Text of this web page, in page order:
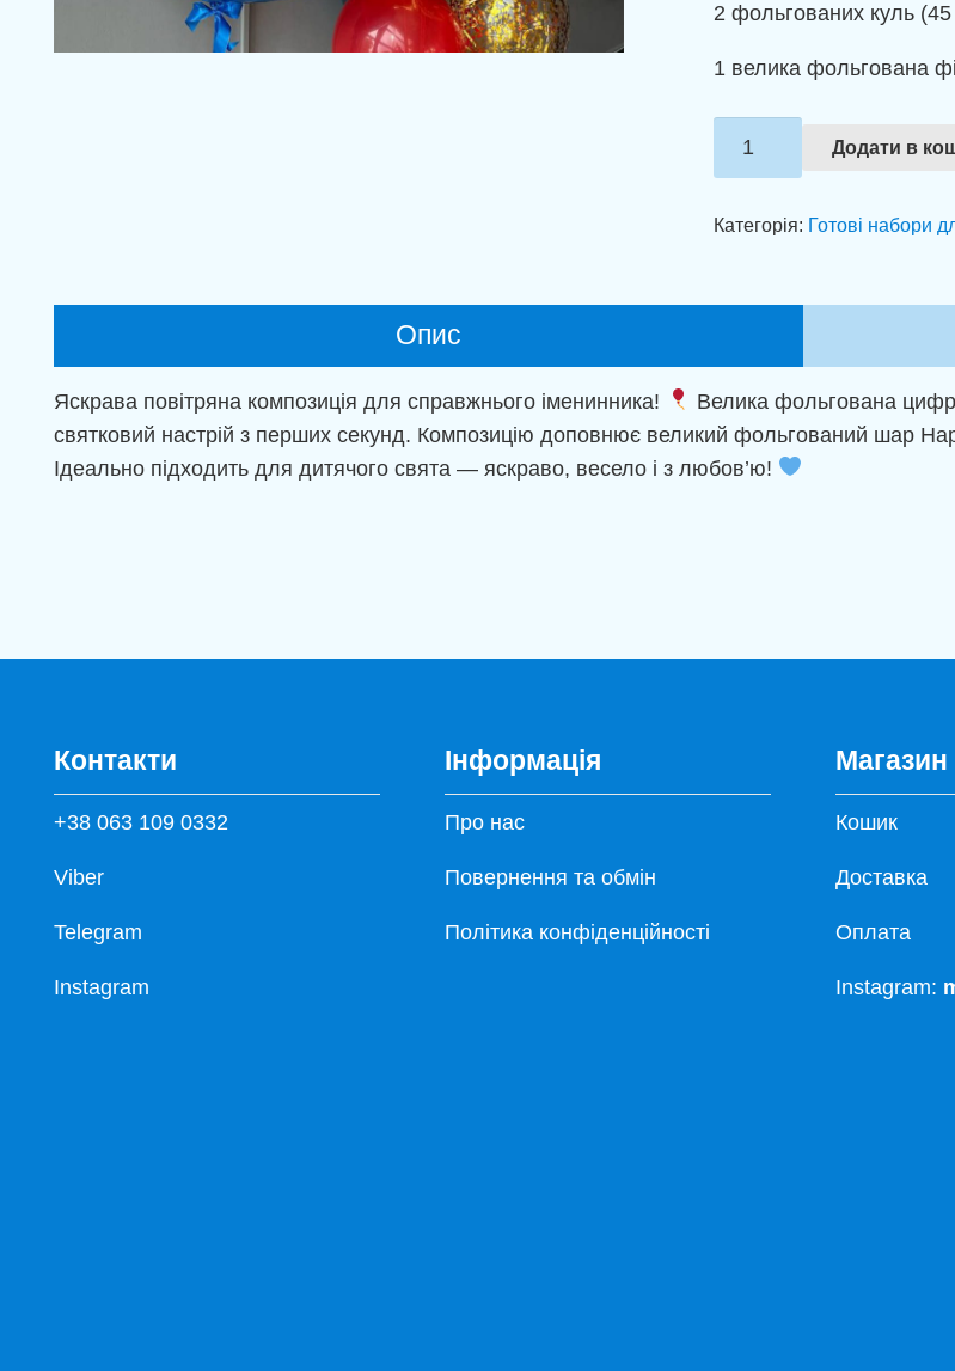
2 фольгованих куль (45
1 велика фольгована
Birthday"
Додати в
Категорія: Готові набори
Опис
Яскрава повітряна композиція для справжнього іменинника!
Велика фольгована
святковий настрій з перших секунд. Композицію доповнює великий фольгований шар
Ідеально підходить для дитячого свята — яскраво, весело і з любов’ю!
Контакти
+38 063 109 0332
Viber
Telegram
Instagram
Інформація
Про нас
Повернення та обмін
Політика конфіденційності
Магазин
Кошик
Доставка
Оплата
Instagram: